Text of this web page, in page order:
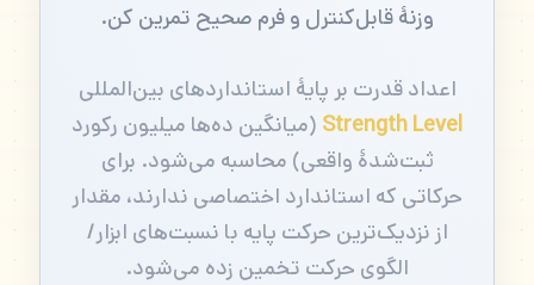
وزنهٔ قابل‌کنترل و فرم صحیح تمرین کن.
اعداد قدرت بر پایهٔ استانداردهای بین‌المللی
Strength Level (میانگین ده‌ها میلیون رکورد
ثبت‌شدهٔ واقعی) محاسبه می‌شود. برای
حرکاتی که استاندارد اختصاصی ندارند، مقدار
از نزدیک‌ترین حرکت پایه با نسبت‌های ابزار/
الگوی حرکت تخمین زده می‌شود.